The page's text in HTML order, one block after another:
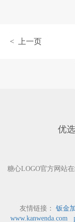
< 上一页
优
糖心LOGO官方网站在
友情链接： 钣金
www.kanwenda.com